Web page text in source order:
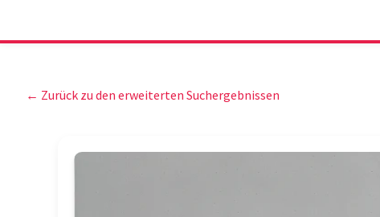
← Zurück zu den erweiterten Suchergebnissen